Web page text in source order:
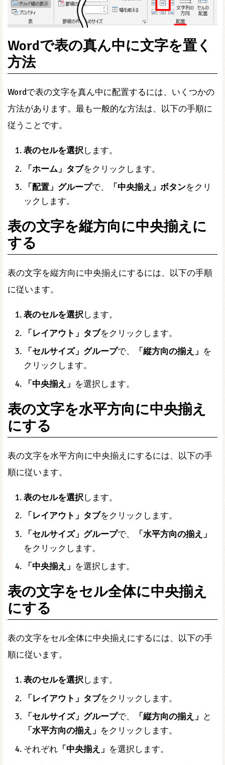
Wordで表の真ん中に文字を置く
方法
Wordで表の文字を真ん中に配置するには、いくつかの
方法があります。最も一般的な方法は、以下の手順に
従うことです。
表のセルを選択します。
「ホーム」タブをクリックします。
「配置」グループで、 「中央揃え」ボタンをクリ
ックします。
表の文字を縦方向に中央揃えに
する
表の文字を縦方向に中央揃えにするには、以下の手順
に従います。
表のセルを選択します。
「レイアウト」タブをクリックします。
「セルサイズ」グループで、 「縦方向の揃え」 を
クリックします。
「中央揃え」 を選択します。
表の文字を水平方向に中央揃え
にする
表の文字を水平方向に中央揃えにするには、以下の手
順に従います。
表のセルを選択します。
「レイアウト」タブをクリックします。
「セルサイズ」グループで、
「水平方向の揃え」
をクリックします。
「中央揃え」 を選択します。
表の文字をセル全体に中央揃え
にする
表の文字をセル全体に中央揃えにするには、以下の手
順に従います。
表のセルを選択します。
「レイアウト」タブをクリックします。
「セルサイズ」グループで、 「縦方向の揃え」 と
「水平方向の揃え」 をクリックします。
それぞれ 「中央揃え」 を選択します。